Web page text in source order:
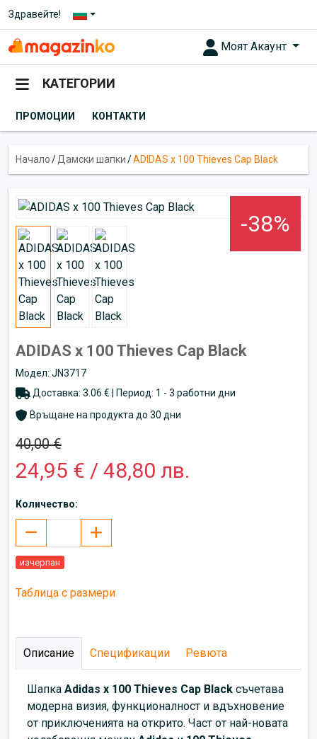
Здравейте!
Моят Акаунт
КАТЕГОРИИ
ПРОМОЦИИ КОНТАКТИ
Начало/Дамски шапки/ADIDAS x 100 Thieves Cap Black
-38%
ADIDAS x 100 Thieves Cap Black
Модел: JN3717
Доставка: 3.06 € | Период: 1 - 3 работни дни
Връщане на продукта до 30 дни
40,00 €
24,95 € / 48,80 лв.
Количество:
изчерпан
Таблица с размери
Описание Спецификации Ревюта
Шапка Adidas x 100 Thieves Cap Black съчетава
модерна визия, функционалност и вдъхновение
от приключенията на открито. Част от най-новата